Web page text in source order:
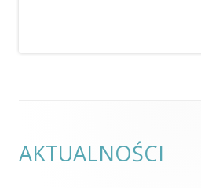
AKTUALNOŚCI